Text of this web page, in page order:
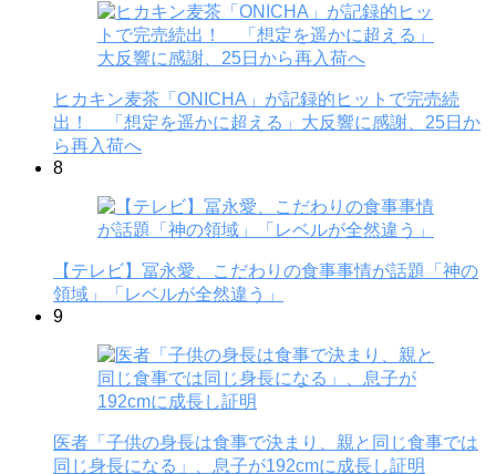
ヒカキン麦茶「ONICHA」が記録的ヒットで完売続
出！ 「想定を遥かに超える」大反響に感謝、25日か
ら再入荷へ
8
【テレビ】冨永愛、こだわりの食事事情が話題「神の
領域」「レベルが全然違う」
9
医者「子供の身長は食事で決まり、親と同じ食事では
同じ身長になる」、息子が192cmに成長し証明